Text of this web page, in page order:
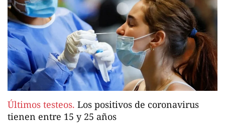
Últimos testeos. Los positivos de coronavirus
tienen entre 15 y 25 años